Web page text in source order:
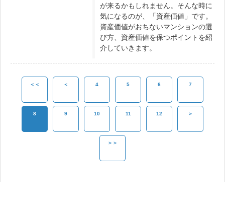
が来るかもしれません。そんな時に
気になるのが、「資産価値」です。
資産価値がおちないマンションの選
び方、資産価値を保つポイントを紹
介していきます。
＜＜ ＜ 4 5 6 7
8 9 10 11 12 ＞
＞＞